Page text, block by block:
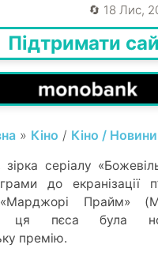
🔄 18 Лис,
Підтримати
» Кіно / Кіно / Новини
серіалу
до екранізації
Прайм»
ця пєса була
премію.